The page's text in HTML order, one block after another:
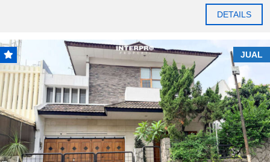
DETAILS
JUAL